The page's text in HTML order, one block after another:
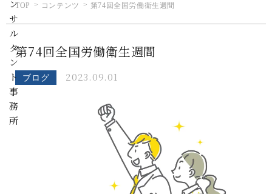
TOP コンテンツ 第74回全国労働衛生週間
第74回全国労働衛生週間
ブログ 2023.09.01